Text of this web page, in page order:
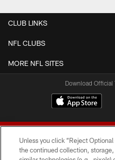
CLUB LINKS
NFL CLUBS
MORE NFL SITES
Download Official
Unless you click “Reject
the continued collection,